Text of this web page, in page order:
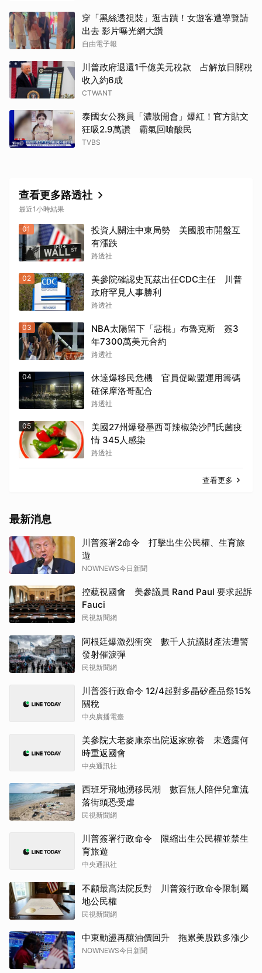
穿「黑絲透視裝」逛古蹟！女遊客遭導覽請
出去 影片曝光網大讚
自由電子報
川普政府退還1千億美元稅款 占解放日關稅
收入約6成
CTWANT
泰國女公務員「濃妝開會」爆紅！官方貼文
狂吸2.9萬讚 霸氣回嗆酸民
TVBS
查看更多路透社
最近1小時結果
01
投資人關注中東局勢 美國股市開盤互
有漲跌
路透社
02
美參院確認史瓦茲出任CDC主任 川普
政府罕見人事勝利
路透社
03
NBA太陽留下「惡棍」布魯克斯 簽3
年7300萬美元合約
路透社
04
休達爆移民危機 官員促歐盟運用籌碼
確保摩洛哥配合
路透社
05
美國27州爆發墨西哥辣椒染沙門氏菌疫
情 345人感染
路透社
查看更多
最新消息
川普簽署2命令 打擊出生公民權、生育旅
遊
NOWNEWS今日新聞
控藐視國會 美參議員 Rand Paul 要求起訴
Fauci
民視新聞網
阿根廷爆激烈衝突 數千人抗議財產法遭警
發射催淚彈
民視新聞網
川普簽行政命令 12/4起對多晶矽產品祭15%
關稅
中央廣播電臺
美參院大老麥康奈出院返家療養 未透露何
時重返國會
中央通訊社
西班牙飛地湧移民潮 數百無人陪伴兒童流
落街頭恐受虐
民視新聞網
川普簽署行政命令 限縮出生公民權並禁生
育旅遊
中央通訊社
不顧最高法院反對 川普簽行政命令限制屬
地公民權
民視新聞網
中東動盪再釀油價回升 拖累美股跌多漲少
NOWNEWS今日新聞
取消